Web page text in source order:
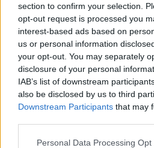
section to confirm your selection.
opt-out request is processed you
interest-based ads based on
us or personal information
your opt-out. You may separately
disclosure of your personal
IAB’s list of downstream
also be disclosed by us to third
Downstream Participants that may
Personal Data Processing Opt
Η τελευταία Έκθεση
της LG
προς την επίτευξη
περιβαλλοντικών
ΠΕΡΙΒΑΛΛΟΝ
15/07/2025 - 10:17